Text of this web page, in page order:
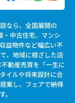
なら、全国展開の
・中古住宅、マンシ
益物件など幅広い不
、地域に根ざした店
動産売買を「一生に
イルや将来設計に合
案し、フェアで納得
。